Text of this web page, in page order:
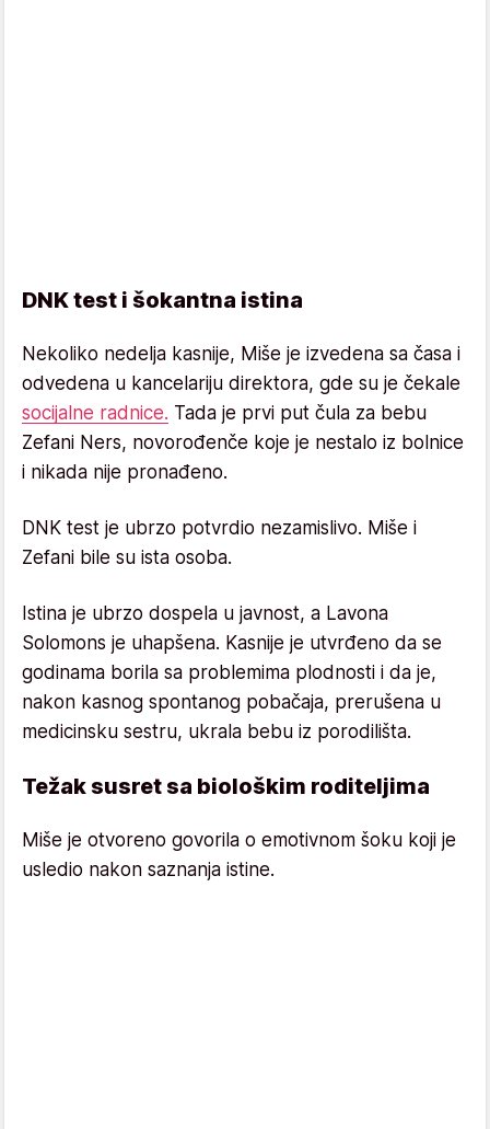
DNK test i šokantna istina
Nekoliko nedelja kasnije, Miše je izvedena sa časa i
odvedena u kancelariju direktora, gde su je čekale
socijalne radnice. Tada je prvi put čula za bebu
Zefani Ners, novorođenče koje je nestalo iz bolnice
i nikada nije pronađeno.
DNK test je ubrzo potvrdio nezamislivo. Miše i
Zefani bile su ista osoba.
Istina je ubrzo dospela u javnost, a Lavona
Solomons je uhapšena. Kasnije je utvrđeno da se
godinama borila sa problemima plodnosti i da je,
nakon kasnog spontanog pobačaja, prerušena u
medicinsku sestru, ukrala bebu iz porodilišta.
Težak susret sa biološkim roditeljima
Miše je otvoreno govorila o emotivnom šoku koji je
usledio nakon saznanja istine.